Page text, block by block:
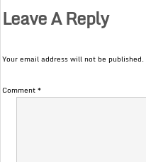
Leave A Reply
Your email address will not be published.
Comment*